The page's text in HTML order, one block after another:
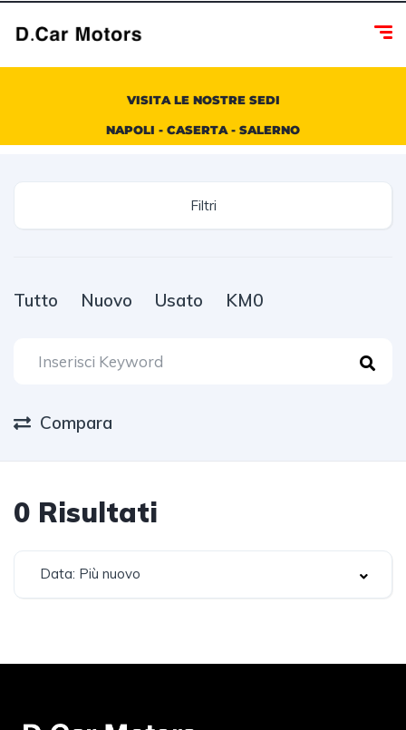
VISITA LE NOSTRE SEDI
NAPOLI - CASERTA - SALERNO
Filtri
Tutto Nuovo Usato KM0
Compara
0 Risultati
Data: Più nuovo